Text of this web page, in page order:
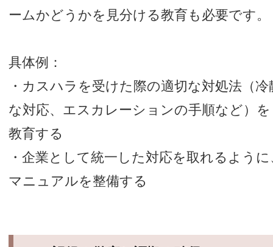
ームかどうかを見分ける教育も必要です。
具体例：
・カスハラを受けた際の適切な対処法（冷
な対応、エスカレーションの手順など）を
教育する
・企業として統一した対応を取れるように
マニュアルを整備する